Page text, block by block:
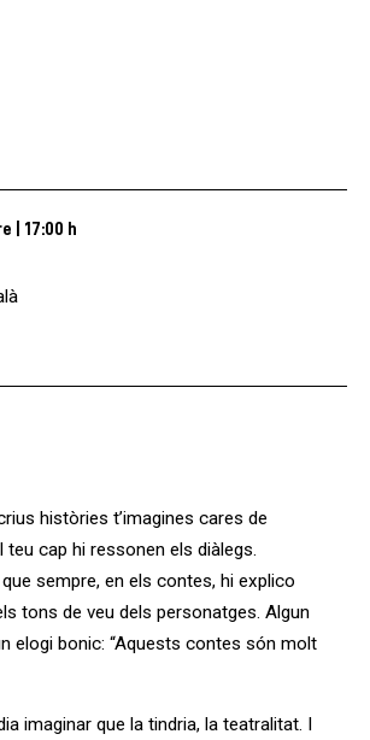
17:00 h
històries t’imagines cares de
teu cap hi ressonen els diàlegs.
sempre, en els contes, hi explico
tons de veu dels personatges. Algun
elogi bonic: “Aquests contes són molt
imaginar que la tindria, la teatralitat. I